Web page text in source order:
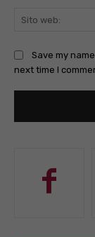
Save my
next time I